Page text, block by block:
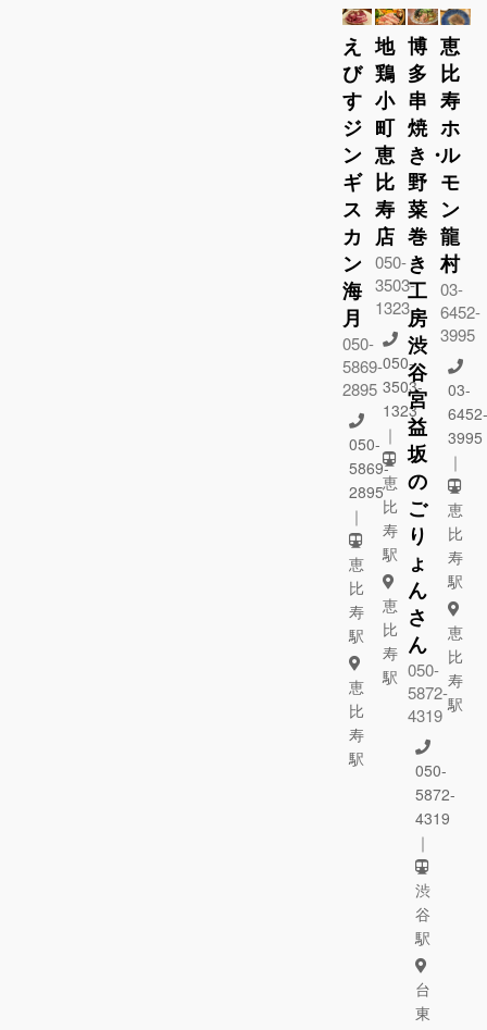
え
び
す
ジ
ン
ギ
ス
カ
ン
海
月
050-
5869-
2895
050-
5869-
2895
｜
恵
比
寿
駅
恵
比
寿
駅
地
鶏
小
町
恵
比
寿
店
050-
3503-
1323
050-
3503-
1323
｜
恵
比
寿
駅
恵
比
寿
駅
博
多
串
焼
き・
野
菜
巻
き
工
房
渋
谷
宮
益
坂
の
ご
り
ょ
ん
さ
ん
050-
5872-
4319
050-
5872-
4319
｜
渋
谷
駅
台
東
恵
比
寿
ホ
ル
モ
ン
龍
村
03-
6452-
3995
03-
3995
｜
恵
比
寿
駅
恵
比
寿
駅